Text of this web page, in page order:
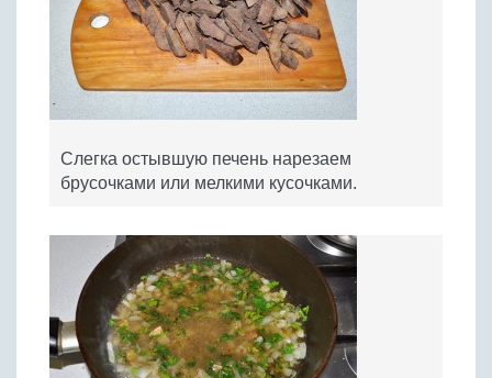
Слегка остывшую печень нарезаем
брусочками или мелкими кусочками.